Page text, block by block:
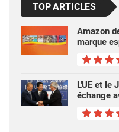
TOP ARTICLES
Amazon
marque
L'UE et le
échange